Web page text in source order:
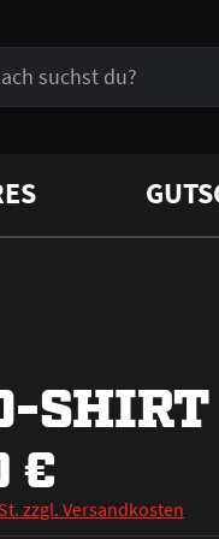
€
zzgl. Versandkosten